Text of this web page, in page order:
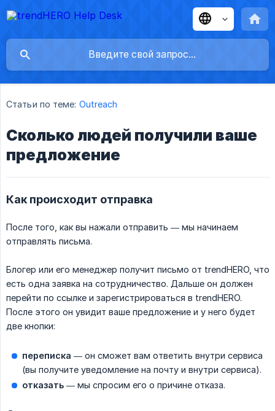
Статьи по теме: Outreach
Сколько людей получили ваше
предложение
Как происходит отправка
После того, как вы нажали отправить — мы начинаем
отправлять письма.
Блогер или его менеджер получит письмо от trendHERO, что
есть одна заявка на сотрудничество. Дальше он должен
перейти по ссылке и зарегистрироваться в trendHERO.
После этого он увидит ваше предложение и у него будет
две кнопки:
переписка — он сможет вам ответить внутри сервиса
(вы получите уведомление на почту и внутри сервиса).
отказать — мы спросим его о причине отказа.